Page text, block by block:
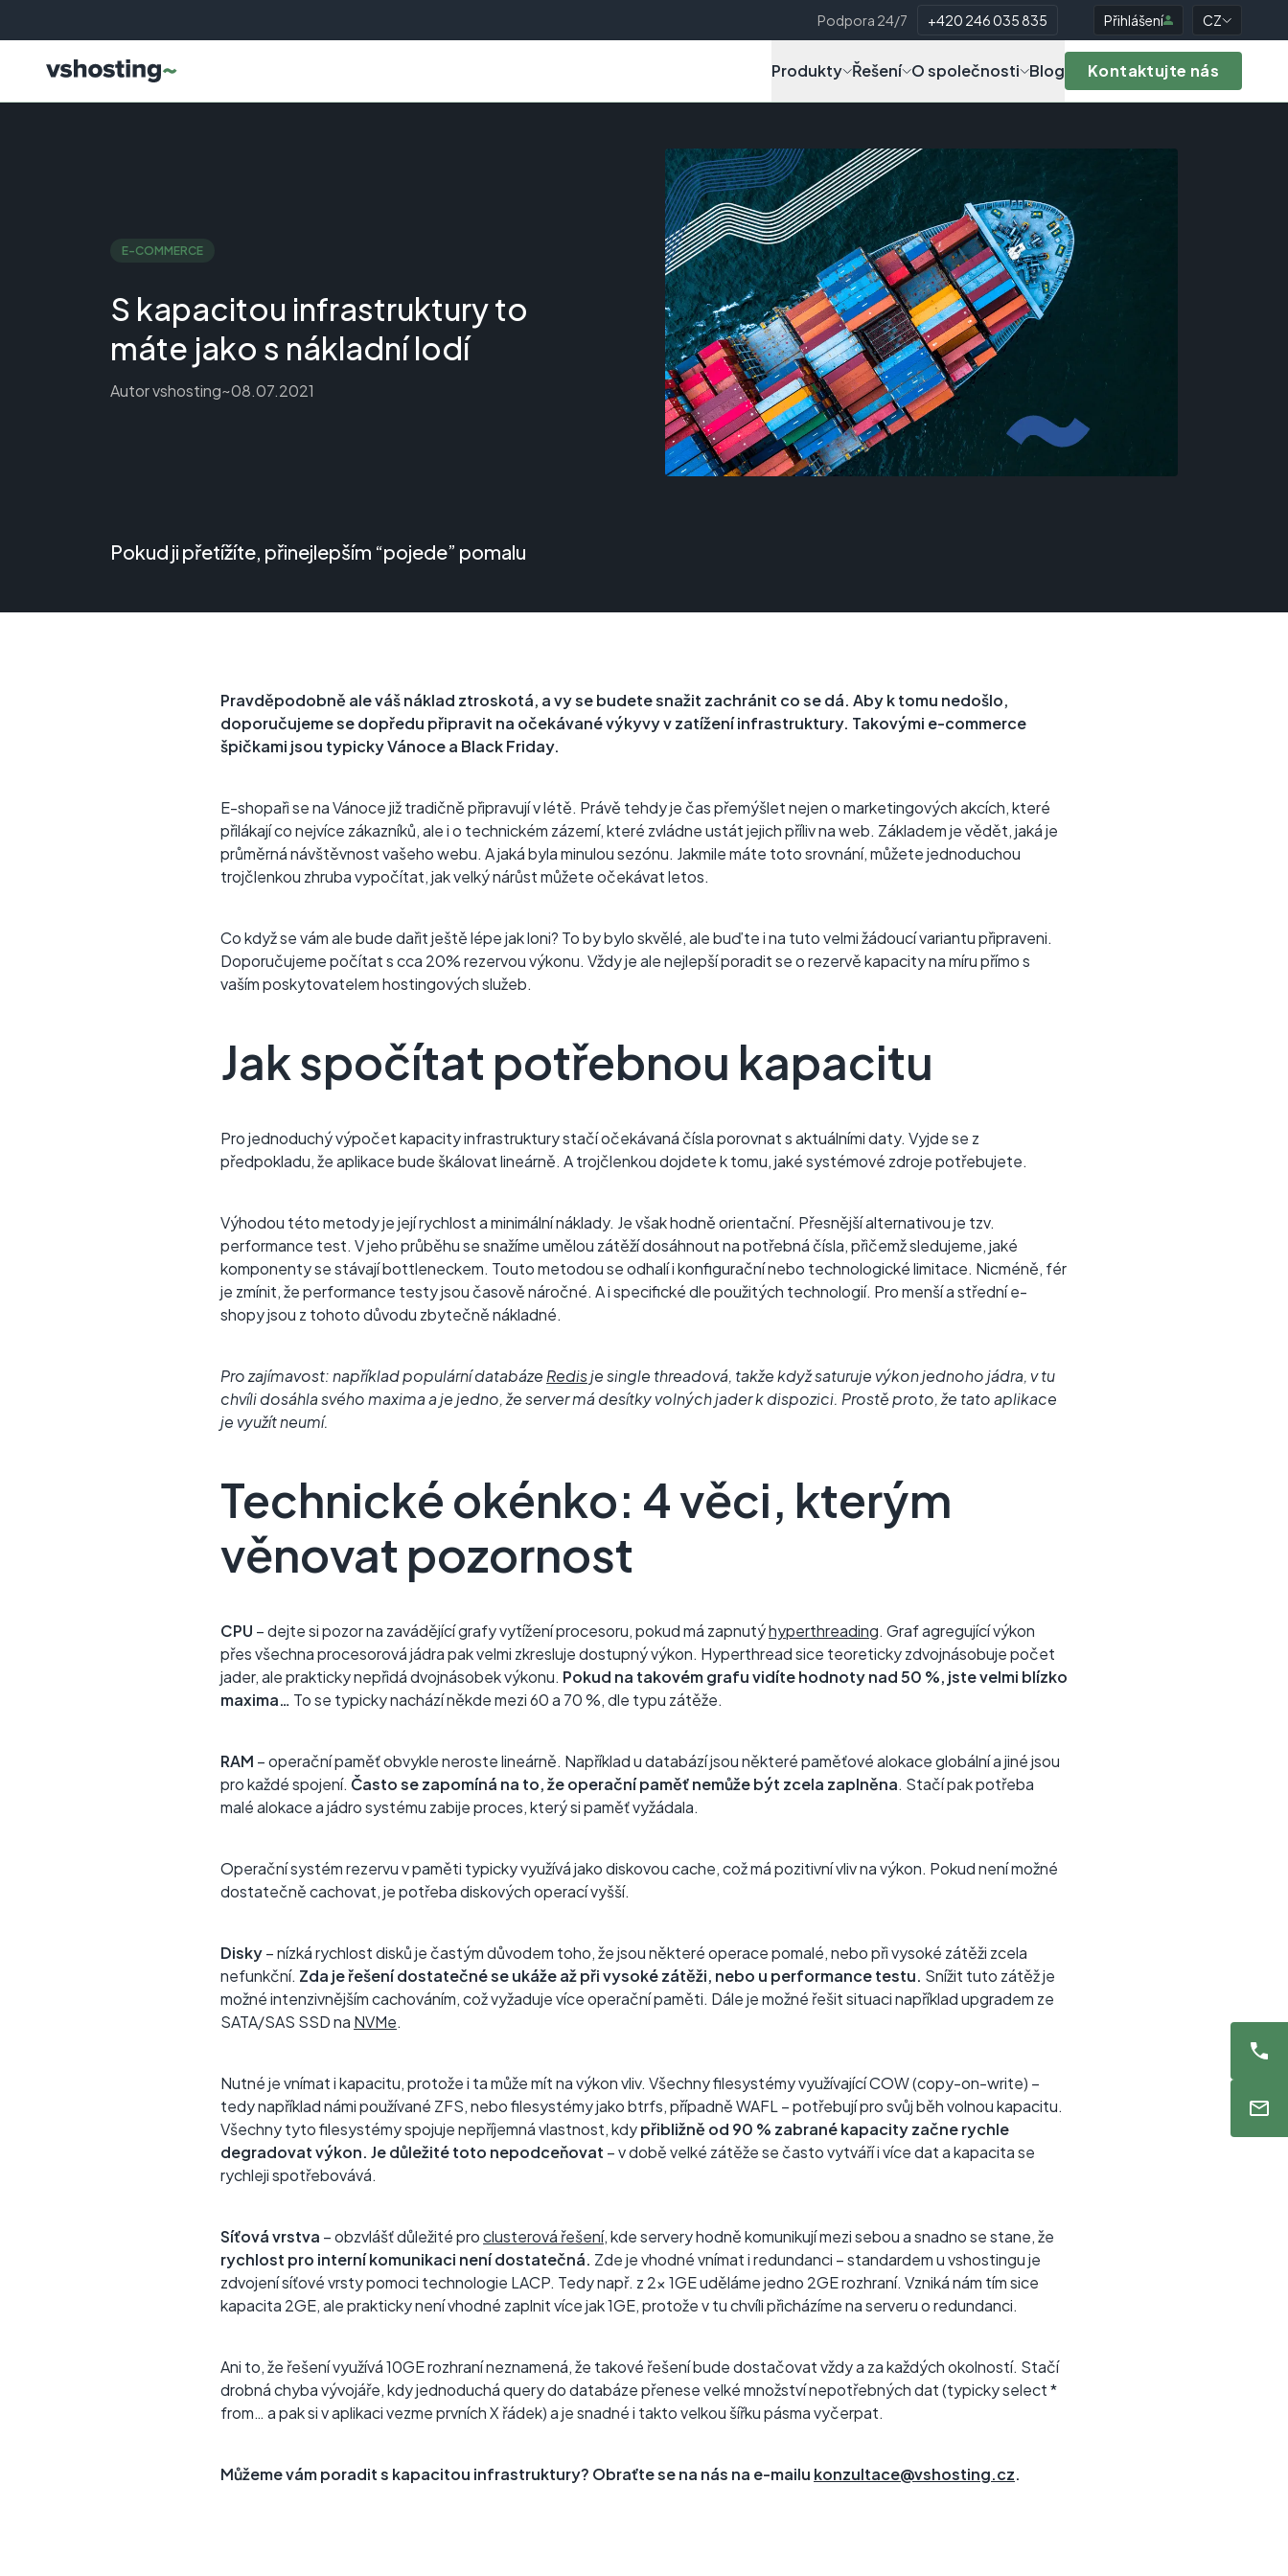
Podpora 24/7 +420 246 035 835 Přihlášení CZ
Produkty Řešení O společnosti Blog Kontaktujte nás
E-COMMERCE
S kapacitou infrastruktury to
máte jako s nákladní lodí
Autorvshosting~08.07.2021
Pokud ji přetížíte, přinejlepším “pojede” pomalu
Pravděpodobně ale váš náklad ztroskotá, a vy se budete snažit zachránit co se dá. Aby k tomu nedošlo,
doporučujeme se dopředu připravit na očekávané výkyvy v zatížení infrastruktury. Takovými e-commerce
špičkami jsou typicky Vánoce a Black Friday.
E-shopaři se na Vánoce již tradičně připravují v létě. Právě tehdy je čas přemýšlet nejen o marketingových akcích, které
přilákají co nejvíce zákazníků, ale i o technickém zázemí, které zvládne ustát jejich příliv na web. Základem je vědět, jaká je
průměrná návštěvnost vašeho webu. A jaká byla minulou sezónu. Jakmile máte toto srovnání, můžete jednoduchou
trojčlenkou zhruba vypočítat, jak velký nárůst můžete očekávat letos.
Co když se vám ale bude dařit ještě lépe jak loni? To by bylo skvělé, ale buďte i na tuto velmi žádoucí variantu připraveni.
Doporučujeme počítat s cca 20% rezervou výkonu. Vždy je ale nejlepší poradit se o rezervě kapacity na míru přímo s
vaším poskytovatelem hostingových služeb.
Jak spočítat potřebnou kapacitu
Pro jednoduchý výpočet kapacity infrastruktury stačí očekávaná čísla porovnat s aktuálními daty. Vyjde se z
předpokladu, že aplikace bude škálovat lineárně. A trojčlenkou dojdete k tomu, jaké systémové zdroje potřebujete.
Výhodou této metody je její rychlost a minimální náklady. Je však hodně orientační. Přesnější alternativou je tzv.
performance test. V jeho průběhu se snažíme umělou zátěží dosáhnout na potřebná čísla, přičemž sledujeme, jaké
komponenty se stávají bottleneckem. Touto metodou se odhalí i konfigurační nebo technologické limitace. Nicméně, fér
je zmínit, že performance testy jsou časově náročné. A i specifické dle použitých technologií. Pro menší a střední e-
shopy jsou z tohoto důvodu zbytečně nákladné.
Pro zajímavost: například populární databázeRedisje single threadová, takže když saturuje výkon jednoho jádra, v tu
chvíli dosáhla svého maxima a je jedno, že server má desítky volných jader k dispozici. Prostě proto, že tato aplikace
je využít neumí.
Technické okénko: 4 věci, kterým
věnovat pozornost
CPU –dejte si pozor na zavádějící grafy vytížení procesoru, pokud má zapnutýhyperthreading. Graf agregující výkon
přes všechna procesorová jádra pak velmi zkresluje dostupný výkon. Hyperthread sice teoreticky zdvojnásobuje počet
jader, ale prakticky nepřidá dvojnásobek výkonu. Pokud na takovém grafu vidíte hodnoty nad 50 %, jste velmi blízko
maxima… To se typicky nachází někde mezi 60 a 70 %, dle typu zátěže.
RAM – operační paměť obvykle neroste lineárně. Například u databází jsou některé paměťové alokace globální a jiné jsou
pro každé spojení. Často se zapomíná na to, že operační paměť nemůže být zcela zaplněna. Stačí pak potřeba
malé alokace a jádro systému zabije proces, který si paměť vyžádala.
Operační systém rezervu v paměti typicky využívá jako diskovou cache, což má pozitivní vliv na výkon. Pokud není možné
dostatečně cachovat, je potřeba diskových operací vyšší.
Disky– nízká rychlost disků je častým důvodem toho, že jsou některé operace pomalé, nebo při vysoké zátěži zcela
nefunkční. Zda je řešení dostatečné se ukáže až při vysoké zátěži, nebo u performance testu. Snížit tuto zátěž je
možné intenzivnějším cachováním, což vyžaduje více operační paměti. Dále je možné řešit situaci například upgradem ze
SATA/SAS SSD na NVMe.
Nutné je vnímat i kapacitu, protože i ta může mít na výkon vliv. Všechny filesystémy využívající COW (copy-on-write) –
tedy například námi používané ZFS, nebo filesystémy jako btrfs, případně WAFL – potřebují pro svůj běh volnou kapacitu.
Všechny tyto filesystémy spojuje nepříjemná vlastnost, kdypřibližně od 90 % zabrané kapacity začne rychle
degradovat výkon. Je důležité toto nepodceňovat – v době velké zátěže se často vytváří i více dat a kapacita se
rychleji spotřebovává.
Síťová vrstva – obzvlášť důležité proclusterová řešení, kde servery hodně komunikují mezi sebou a snadno se stane, že
rychlost pro interní komunikaci není dostatečná. Zde je vhodné vnímat i redundanci – standardem u vshostingu je
zdvojení síťové vrsty pomoci technologie LACP. Tedy např. z 2x 1GE uděláme jedno 2GE rozhraní. Vzniká nám tím sice
kapacita 2GE, ale prakticky není vhodné zaplnit více jak 1GE, protože v tu chvíli přicházíme na serveru o redundanci.
Ani to, že řešení využívá 10GE rozhraní neznamená, že takové řešení bude dostačovat vždy a za každých okolností. Stačí
drobná chyba vývojáře, kdy jednoduchá query do databáze přenese velké množství nepotřebných dat (typicky select *
from… a pak si v aplikaci vezme prvních X řádek) a je snadné i takto velkou šířku pásma vyčerpat.
Můžeme vám poradit s kapacitou infrastruktury? Obraťte se na nás na e-mailu konzultace@vshosting.cz.